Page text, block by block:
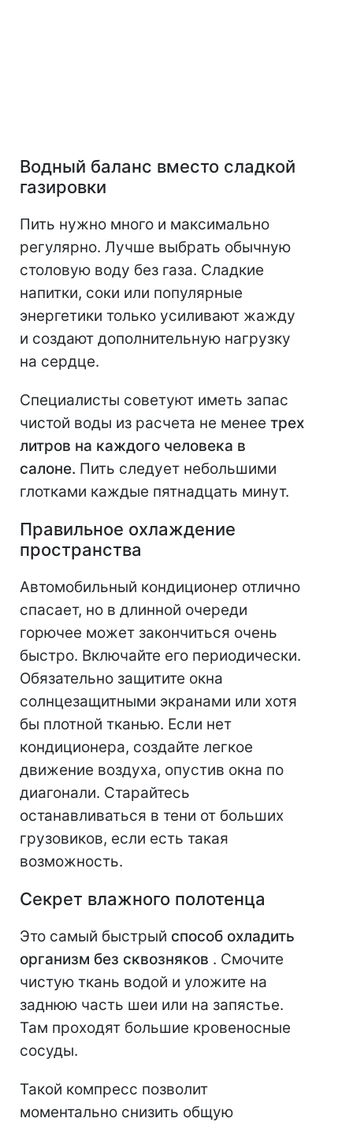
Водный баланс вместо сладкой
газировки
Пить нужно много и максимально
регулярно. Лучше выбрать обычную
столовую воду без газа. Сладкие
напитки, соки или популярные
энергетики только усиливают жажду
и создают дополнительную нагрузку
на сердце.
Специалисты советуют иметь запас
чистой воды из расчета не менее трех
литров на каждого человека в
салоне. Пить следует небольшими
глотками каждые пятнадцать минут.
Правильное охлаждение
пространства
Автомобильный кондиционер отлично
спасает, но в длинной очереди
горючее может закончиться очень
быстро. Включайте его периодически.
Обязательно защитите окна
солнцезащитными экранами или хотя
бы плотной тканью. Если нет
кондиционера, создайте легкое
движение воздуха, опустив окна по
диагонали. Старайтесь
останавливаться в тени от больших
грузовиков, если есть такая
возможность.
Секрет влажного полотенца
Это самый быстрый способ охладить
организм без сквозняков . Смочите
чистую ткань водой и уложите на
заднюю часть шеи или на запястье.
Там проходят большие кровеносные
сосуды.
Такой компресс позволит
моментально снизить общую